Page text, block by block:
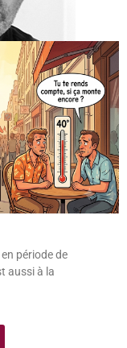
période de
aussi à la